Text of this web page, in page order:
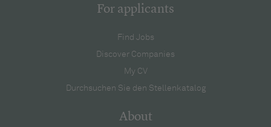
For applicants
Find Jobs
Discover Companies
My CV
Durchsuchen Sie den Stellenkatalog
About